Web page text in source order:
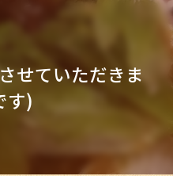
せていただきま
す)